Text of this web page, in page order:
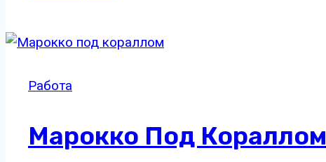
лофт
Работа
Марокко Под Кораллом